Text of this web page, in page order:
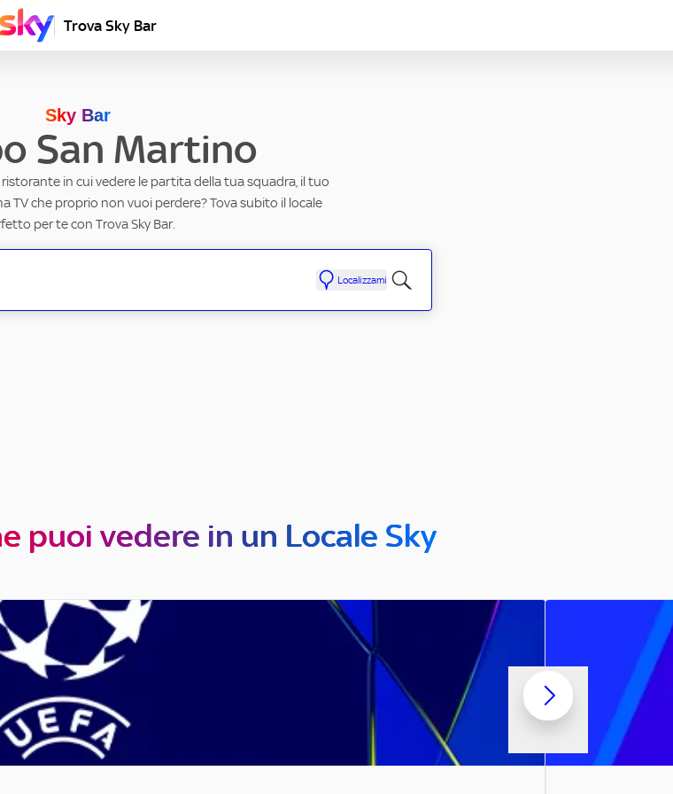
Trova Sky Bar
Sky Bar
San Martino
ristorante in cui vedere le partita della tua squadra, il tuo
TV che proprio non vuoi perdere? Tova subito il locale
per te con Trova Sky Bar.
Localizzami
puoi vedere in un Locale Sky